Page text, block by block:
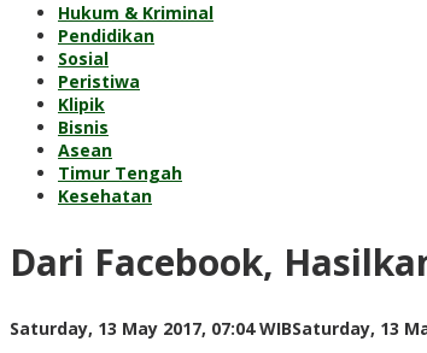
Hukum & Kriminal
Pendidikan
Sosial
Peristiwa
Klipik
Bisnis
Asean
Timur Tengah
Kesehatan
Dari Facebook,
Saturday, 13 May 2017, 07:04 WIBSaturday, 13